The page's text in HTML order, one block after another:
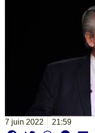
7 juin 2022 21:59